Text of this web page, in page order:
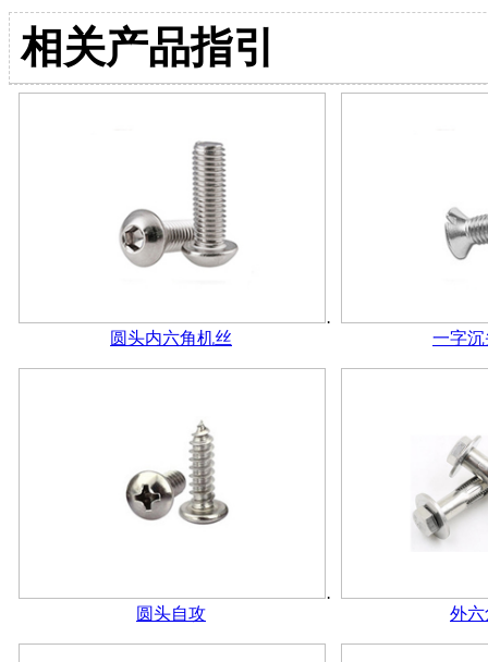
相关产品指引
圆头内六角机丝 一字
圆头自攻 外